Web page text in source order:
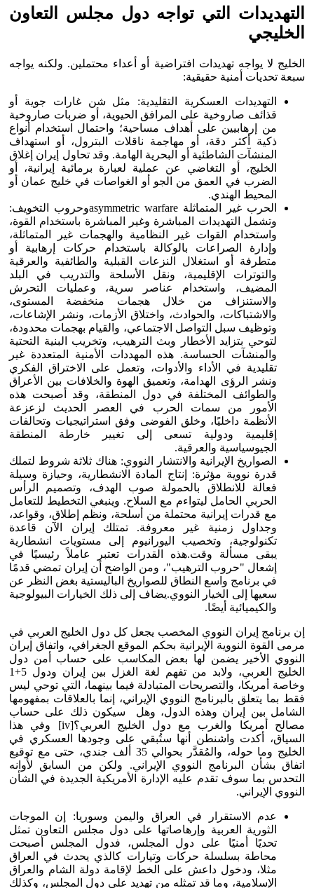
التهديدات التي تواجه دول مجلس التعاون
الخليجي
الخليج لا يواجه تهديدات افتراضية أو أعداء محتملين. ولكنه يواجه
سبعة تحديات أمنية حقيقية:
التهديدات العسكرية التقليدية: مثل شن غارات جوية أو
قذائف صاروخية على المرافق الحيوية، أو ضربات صاروخية
من إرهابيين على أهداف مساحية؛ واحتمال استخدام أنواع
ذكية أكثر دقة، أو مهاجمة ناقلات البترول، أو استهداف
المنشآت الشاطئية أو البحرية الهامة. وقد تحاول إيران إغلاق
الخليج، أو التغاضي عن عملية لعبارة برمائية إيرانية، أو
الضرب في العمق من الجو أو الغواصات في خليج عمان أو
المحيط الهندي.
الحرب غير المتماثلة asymmetric warfareوحروب التخويف:
وتشمل التهديدات المباشرة وغير المباشرة باستخدام القوة،
واستخدام القوات غير النظامية والهجمات غير المتماثلة،
وإدارة الصراعات بالوكالة باستخدام حركات إرهابية أو
متطرفة أو استغلال النزعات القبلية والطائفية والعرقية
والتوترات الإقليمية، ونقل الأسلحة والتدريب في البلد
المضيف، واستخدام عناصر سرية، وعمليات التحرش
والاستنزاف من خلال هجمات منخفضة المستوى،
والاشتباكات، والحوادث، واختلاق الأزمات، ونشر الإشاعات،
وتوظيف سبل التواصل الاجتماعي، والقيام بهجمات محدودة،
لتوحي بتزايد الأخطار وبث الترهيب، وتخريب البنية التحتية
والمنشآت الحساسة. هذه المهددات الأمنية المتعددة غير
تقليدية في الأداء والأدوات، وتعمل على الاختراق الفكري
ونشر الرؤى الهدامة، وتعميق الهوة والخلافات بين الأعراق
والطوائف المختلفة في دول المنطقة، وقد أصبحت هذه
الأمور من سمات الحرب في العصر الحديث لزعزعة
الأنظمة داخليًا، وخلق الفوضى وفق استراتيجيات وتحالفات
إقليمية ودولية تسعى إلى تغيير خارطة المنطقة
الجيوسياسية والعرقية.
الصواريخ الإيرانية والانتشار النووي: هناك ثلاثة شروط لتملك
قدرة نووية مؤثرة: إنتاج المادة الانشطارية، وحيازة وسيلة
فعالة للانطلاق بالحمولة صوب الهدف، وتصميم الرأس
الحربي الحامل ليتواءم مع السلاح. وينبغي التخطيط للتعامل
مع قدرات إيرانية محتملة من أسلحة، ونظم إطلاق، وقواعد،
وجداول زمنية غير معروفة. تمتلك إيران الآن قاعدة
تكنولوجية، وتخصيب اليورانيوم إلى مستويات انشطارية
يبقى مسألة وقت.هذه القدرات تعتبر عاملاً رئيسيًا في
إشعال "حروب الترهيب"، ومن الواضح أن إيران تمضي قدمًا
في برنامج واسع النطاق للصواريخ الباليستية بغض النظر عن
سعيها إلى الخيار النووي.يضاف إلى ذلك الخيارات البيولوجية
والكيميائية أيضًا.
إن برنامج إيران النووي المخصب يجعل كل دول الخليج العربي في
مرمى القوة النووية الإيرانية بحكم الموقع الجغرافي، واتفاق إيران
النووي الأخير يضمن لها بعض المكاسب على حساب أمن دول
الخليج العربي، ولابد من تفهم لغة الغزل بين إيران ودول 5+1
وخاصة أمريكا، والتصريحات المتبادلة فيما بينهما، التي توحي ليس
فقط بما يتعلق بالبرنامج النووي الإيراني، إنما بالعلاقات بمفهومها
الشامل بين إيران وهذه الدول، وهل سيكون ذلك على حساب
مصالح أمريكا والغرب مع دول الخليج العربي؟[iv] وفي هذا
السياق، أكدت واشنطن أنها ستُبقي على وجودها العسكري في
الخليج وما حوله، والمُقدَّر بحوالي 35 ألف جندي، حتى مع توقيع
اتفاق بشأن البرنامج النووي الإيراني. ولكن من السابق لأوانه
التحدس بما سوف تقدم عليه الإدارة الأمريكية الجديدة في الشأن
النووي الإيراني.
عدم الاستقرار في العراق واليمن وسوريا: إن الموجات
الثورية العربية وإرهاصاتها على دول مجلس التعاون تمثل
تحديًا أمنيًا على دول المجلس، فدول المجلس أصبحت
محاطة بسلسلة حركات وتيارات كالذي يحدث في العراق
مثلا، ودخول داعش على الخط لإقامة دولة الشام والعراق
الإسلامية، وما قد تمثله من تهديد على دول المجلس، وكذلك